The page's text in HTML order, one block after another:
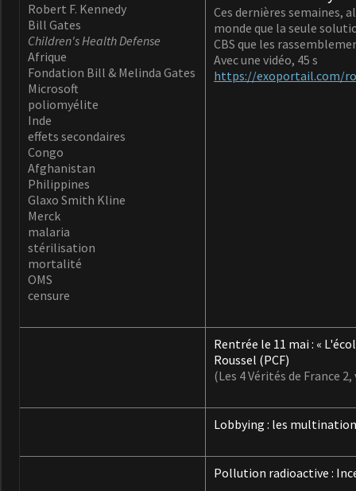
Robert F. Kennedy
Bill Gates
Children's Health Defense
Afrique
Fondation Bill & Melinda Gates
Microsoft
poliomyélite
Inde
effets secondaires
Congo
Afghanistan
Philippines
Glaxo Smith Kline
Merck
malaria
stérilisation
mortalité
OMS
censure
Ces dernières semaines,
monde que la seule
CBS que les
Avec une vidéo, 45 s
https://exoportail.com/
Rentrée le 11 mai : «
Roussel (PCF)
(Les 4 Vérités de France
Lobbying : les
Pollution radioactive :